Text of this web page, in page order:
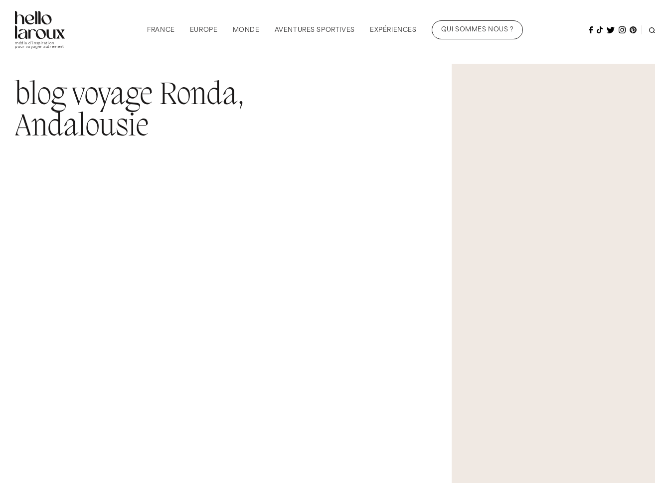
média d’inspiration
pour voyager autrement
FRANCE EUROPE MONDE AVENTURES SPORTIVES EXPÉRIENCES QUI SOMMES NOUS ?
blog voyage Ronda,
Andalousie